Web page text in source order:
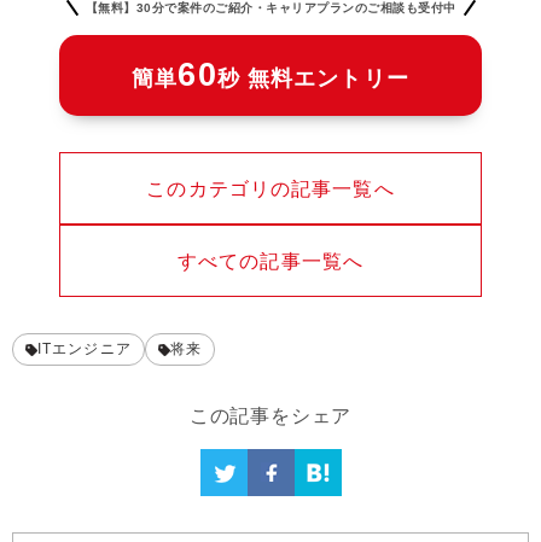
【無料】30分で案件のご紹介・キャリアプランのご相談も受付中
簡単60秒 無料エントリー
このカテゴリの記事一覧へ
すべての記事一覧へ
ITエンジニア 将来
この記事をシェア